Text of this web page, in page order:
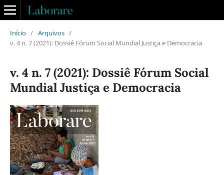
Início / Arquivos /
v. 4 n. 7 (2021): Dossiê Fórum Social Mundial Justiça e Democracia
v. 4 n. 7 (2021): Dossiê Fórum Social
Mundial Justiça e Democracia